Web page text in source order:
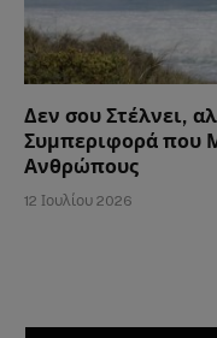
Δεν σου Στέλνει,
Συμπεριφορά που
Ανθρώπους
12 Ιουλίου 2026